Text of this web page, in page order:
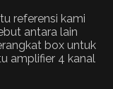
referensi kami
antara lain
box untuk
amplifier 4 kanal